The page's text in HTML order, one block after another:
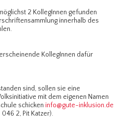
2 KollegInnen gefunden
innerhalb des
KollegInnen dafür
sind, sollen sie eine
mit dem eigenen Namen
schicken info@gute-inklusion.de
2, Pit Katzer).